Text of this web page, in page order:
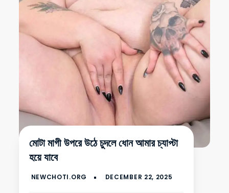
মোটা মাগী উপরে উঠে চুদলে ধোন আমার চ্যাপ্টা
হয়ে যাবে